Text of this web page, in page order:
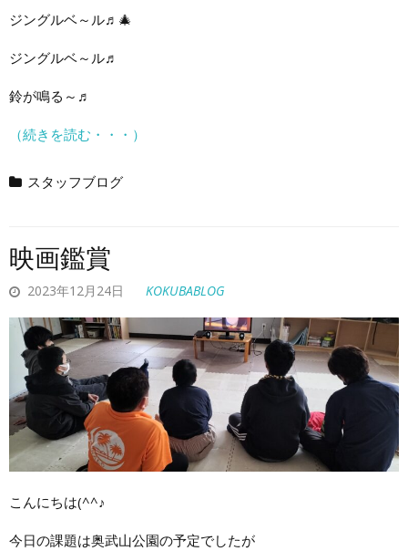
ジングルベ～ル♬🎄
ジングルベ～ル♬
鈴が鳴る～♬
（続きを読む・・・）
スタッフブログ
映画鑑賞
2023年12月24日 KOKUBABLOG
こんにちは(^^♪
今日の課題は奥武山公園の予定でしたが